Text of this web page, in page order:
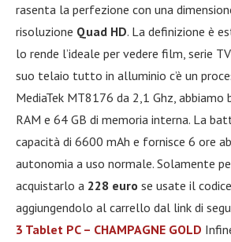
rasenta la perfezione con una
risoluzione Quad HD. La definizione è
lo rende l’ideale per vedere film, serie
suo telaio tutto in alluminio c’è un
MediaTek MT8176 da 2,1 Ghz, abbiamo
RAM e 64 GB di memoria interna. La
capacità di 6600 mAh e fornisce 6 ore
autonomia a uso normale. Solamente
acquistarlo a 228 euro se usate il
aggiungendolo al carrello dal link di
3 Tablet PC – CHAMPAGNE GOLD